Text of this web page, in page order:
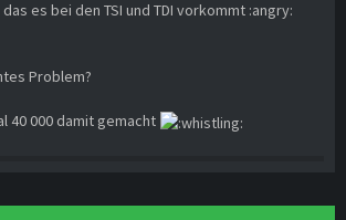
es bei den TSI und TDI vorkommt :angry:
Problem?
40 000 damit gemacht